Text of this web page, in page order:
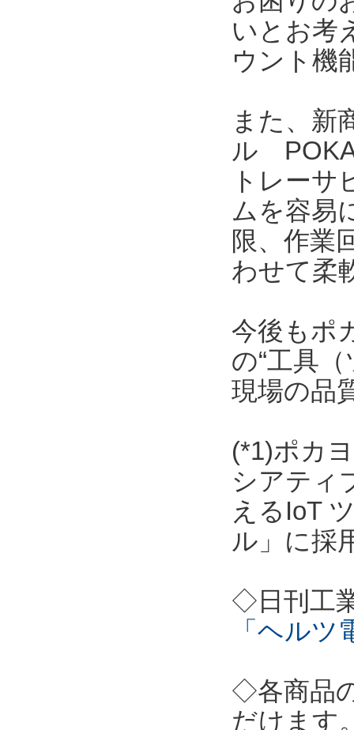
いとお考
ウント機
また、新
ル
トレーサ
ムを容易
限、作業
わせて柔
今後もポ
の“工具
現場の品
(*1)ポカ
シアティ
えるIoT
ル」に採
◇日刊工
「ヘル
◇各商品
だけます